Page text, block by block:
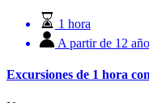
1 hora
A partir de 12
Excursiones de 1 hora